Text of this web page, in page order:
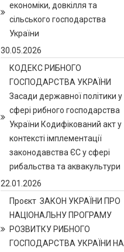
економіки, довкілля та
сільського господарства
України
30.05.2026
КОДЕКС РИБНОГО
ГОСПОДАРСТВА УКРАЇНИ
Засади державної політики у
сфері рибного господарства
України Кодифікований акт у
контексті імплементації
законодавства ЄС у сфері
рибальства та аквакультури
22.01.2026
Проєкт ЗАКОН УКРАЇНИ ПРО
НАЦІОНАЛЬНУ ПРОГРАМУ
РОЗВИТКУ РИБНОГО
ГОСПОДАРСТВА УКРАЇНИ НА